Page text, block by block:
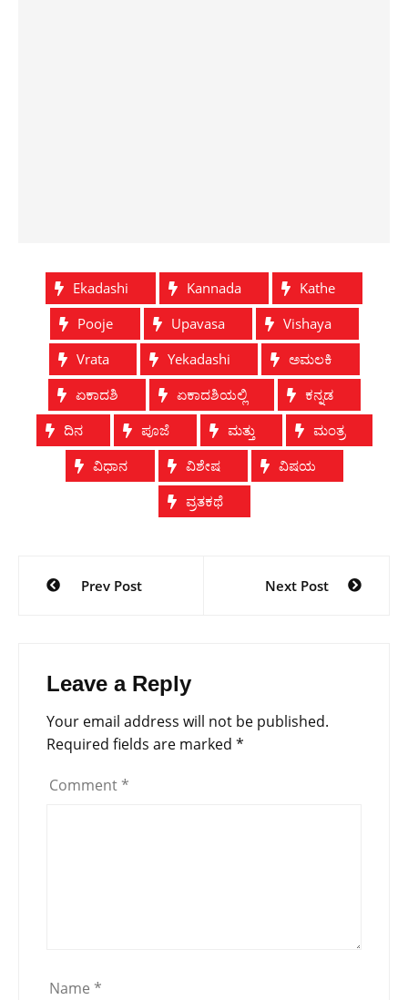
Ekadashi Kannada
Kathe
Pooje
Upavasa
Vishaya
Vrata
Yekadashi
ಅಮಲಕಿ
ಏಕಾದಶಿ
ಏಕಾದಶಿಯಲ್ಲಿ
ಕನ್ನಡ
ದಿನ
ಪೂಜೆ ಮತ್ತು
ಮಂತ್ರ
ವಿಧಾನ
ವಿಶೇಷ
ವಿಷಯ
ವ್ರತಕಥೆ
Post
navigation
Prev Post Next Post
Leave a Reply
Your email address will not be published.
Required fields are marked *
Comment *
Name *